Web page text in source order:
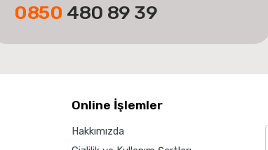
0850 480 89 39
Online İşlemler
Hakkımızda